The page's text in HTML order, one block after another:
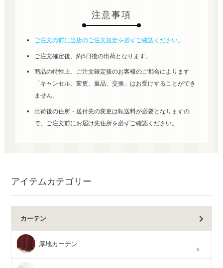
注意事項
ご注文の前に当店のご注文規定を必ずご確認ください。
ご注文確定後、約5日後の出荷となります。
商品の特性上、ご注文確定後のお客様のご都合によります
「キャンセル、変更、返品、交換」はお受けすることができ
ません。
出荷後の住所・送付先の変更は転送料が必要となりますの
で、ご注文前にお届け先住所を必ずご確認ください。
アイテムカテゴリー
カーテン
厚地カーテン